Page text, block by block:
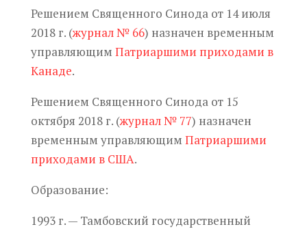
Решением Священного Синода от 14 июля
2018 г. (журнал № 66) назначен временным
управляющим Патриаршими приходами в
Канаде.
Решением Священного Синода от 15
октября 2018 г. (журнал № 77) назначен
временным управляющим Патриаршими
приходами в США.
Образование:
1993 г. — Тамбовский государственный